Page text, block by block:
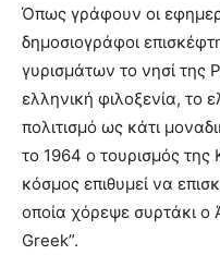
Όπως γράφουν οι
δημοσιογράφοι
γυρισμάτων το νησί της
ελληνική φιλοξενία, το
πολιτισμό ως κάτι
το 1964 ο τουρισμός της
κόσμος επιθυμεί να
οποία χόρεψε συρτάκι
Greek”.